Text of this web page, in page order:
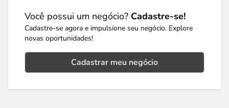
Você possui um negócio? Cadastre-se!
Cadastre-se agora e impulsione seu negócio. Explore
novas oportunidades!
Cadastrar meu negócio